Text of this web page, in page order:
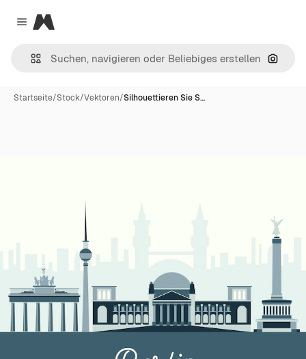
Close menu
Magnific
Nach
Startseite/Stock/Vektoren/Silhouettieren Sie S…